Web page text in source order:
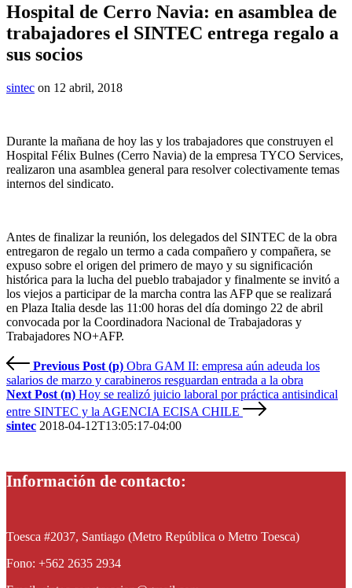
Hospital de Cerro Navia: en asamblea de
trabajadores el SINTEC entrega regalo a
sus socios
sintec on 12 abril, 2018
Durante la mañana de hoy las y los trabajadores que construyen el
Hospital Félix Bulnes (Cerro Navia) de la empresa TYCO Services,
realizaron una asamblea general para resolver colectivamente temas
internos del sindicato.
Antes de finalizar la reunión, los delegados del SINTEC de la obra
entregaron de regalo un termo a cada compañero y compañera, se
expuso sobre el origen del primero de mayo y su significación
histórica para la lucha del pueblo trabajador y finalmente se invitó a
los viejos a participar de la marcha contra las AFP que se realizará
en Plaza Italia desde las 11:00 horas del día domingo 22 de abril
convocada por la Coordinadora Nacional de Trabajadoras y
Trabajadores NO+AFP.
Previous Post (p) Obra GAM II: empresa aún adeuda los
salarios de marzo y carabineros resguardan entrada a la obra
Next Post (n) Hoy se realizó juicio laboral por práctica antisindical
entre SINTEC y la AGENCIA ECISA CHILE
sintec 2018-04-12T13:05:17-04:00
Información de contacto:
Toesca #2037, Santiago (Metro República o Metro Toesca)
Fono: +562 2635 2934